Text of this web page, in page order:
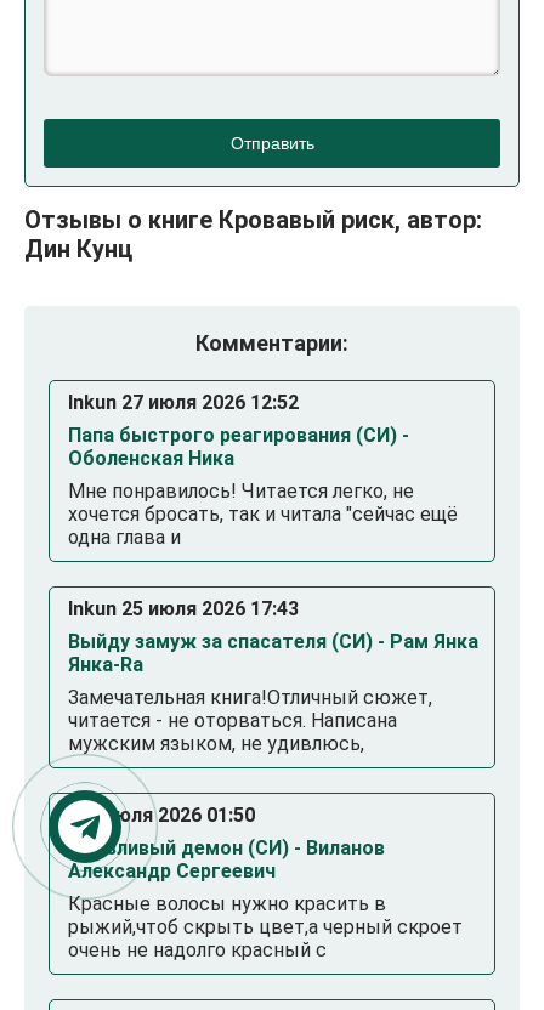
Отправить
Отзывы о книге Кровавый риск, автор:
Дин Кунц
Комментарии:
Inkun 27 июля 2026 12:52
Папа быстрого реагирования (СИ) -
Оболенская Ника
Мне понравилось! Читается легко, не
хочется бросать, так и читала "сейчас ещё
одна глава и
Inkun 25 июля 2026 17:43
Выйду замуж за спасателя (СИ) - Рам Янка
Янка-Ra
Замечательная книга!Отличный сюжет,
читается - не оторваться. Написана
мужским языком, не удивлюсь,
. 23 июля 2026 01:50
Смазливый демон (СИ) - Виланов
Александр Сергеевич
Красные волосы нужно красить в
рыжий,чтоб скрыть цвет,а черный скроет
очень не надолго красный с